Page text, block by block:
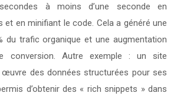
à moins d’une seconde en
et en minifiant le code. Cela a généré une
du trafic organique et une augmentation
conversion. Autre exemple : un site
œuvre des données structurées pour ses
d’obtenir des « rich snippets » dans